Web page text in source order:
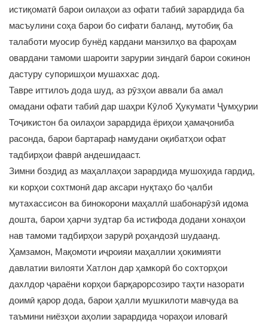
истиқоматӣ барои оилаҳои аз офати табиӣ зарардида ба
масъулини соҳа барои бо сифати баланд, мутобиқ ба
талаботи муосир бунёд кардани манзилҳо ва фароҳам
овардани тамоми шароити зарурии зиндагӣ барои сокинон
дастуру супоришҳои мушаххас дод.
Тавре иттилоъ дода шуд, аз рӯзҳои аввали ба амал
омадани офати табиӣ дар шаҳри Кӯлоб Ҳукумати Ҷумҳурии
Тоҷикистон ба оилаҳои зарардида ёриҳои ҳамаҷониба
расонда, барои бартараф намудани оқибатҳои офат
тадбирҳои фаврӣ андешидааст.
Зимни боздид аз маҳаллаҳои зарардида мушоҳида гардид,
ки корҳои сохтмонӣ дар аксари нуқтаҳо бо ҷалби
мутахассисон ва бинокорони маҳаллӣ шабонарӯзӣ идома
дошта, барои ҳарчи зудтар ба истифода додани хонаҳои
нав тамоми тадбирҳои зарурӣ роҳандозӣ шудаанд.
Ҳамзамон, Мақомоти иҷроияи маҳаллии ҳокимияти
давлатии вилояти Хатлон дар ҳамкорӣ бо сохторҳои
дахлдор ҷараёни корҳои барқарорсозиро таҳти назорати
доимӣ қарор дода, барои ҳалли мушкилоти мавҷуда ва
таъмини ниёзҳои аҳолии зарардида чораҳои иловагӣ